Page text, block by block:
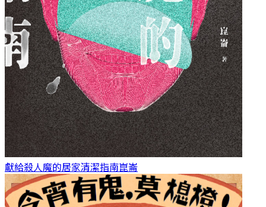
獻給殺人魔的居家清潔指南崑崙